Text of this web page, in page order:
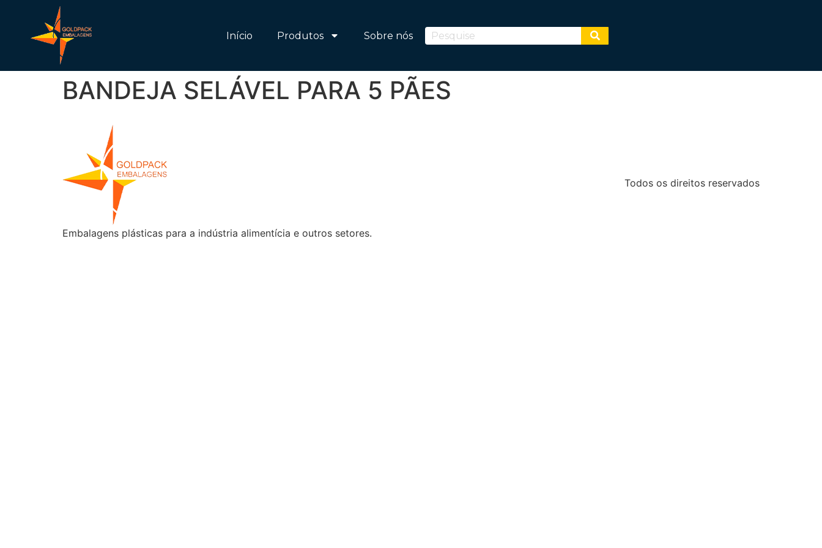
Início Produtos Sobre nós
BANDEJA SELÁVEL PARA 5 PÃES
Embalagens plásticas para a indústria alimentícia e outros setores.
Todos os direitos reservados